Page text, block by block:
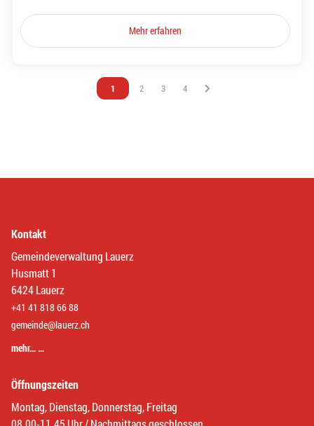
Mehr erfahren
Vous êtes sur la page
1 Vous êtes sur la page
2 Vous êtes sur la page
3 Vous êtes sur la page
4
Kontakt
Gemeindeverwaltung Lauerz
Husmatt 1
6424 Lauerz
+41 41 818 66 88
gemeinde@lauerz.ch
mehr… …
Öffnungszeiten
Montag, Dienstag, Donnerstag, Freitag